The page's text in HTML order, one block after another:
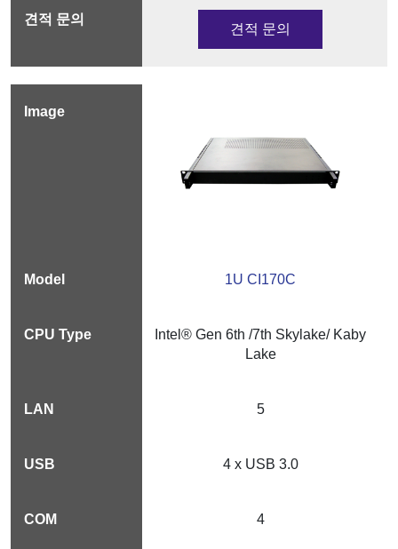
견적 문의
1U CI170C
Intel® Gen 6th /7th Skylake/ Kaby
Lake
5
4 x USB 3.0
4